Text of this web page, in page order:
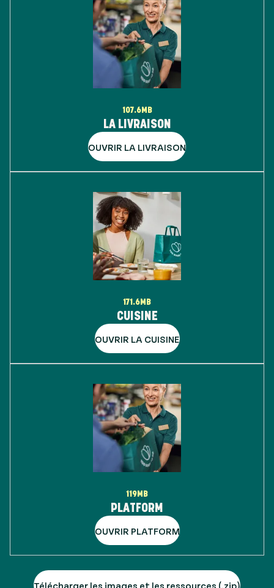
107.6MB
LA LIVRAISON
OUVRIR LA LIVRAISON
171.6MB
CUISINE
OUVRIR LA CUISINE
119MB
PLATFORM
OUVRIR PLATFORM
Télécharger les images et les ressources (.zip)